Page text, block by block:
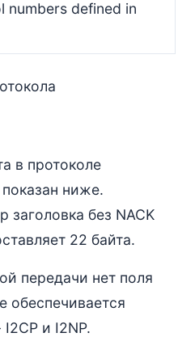
numbers defined in
в протоколе
ниже.
без NACK
22 байта.
передачи нет поля
обеспечивается
и I2NP.